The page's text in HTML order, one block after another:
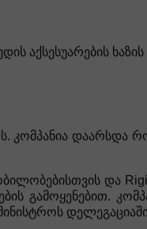
აქსესუარების
კომპანია დაარსდა
და
გამოყენებით.